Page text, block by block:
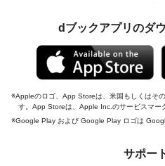
dブックアプリのダ
Appleのロゴ、App Storeは、米国もしくはそ
す。App Storeは、Apple Inc.のサービスマー
Google Play および Google Play ロゴは
サポー